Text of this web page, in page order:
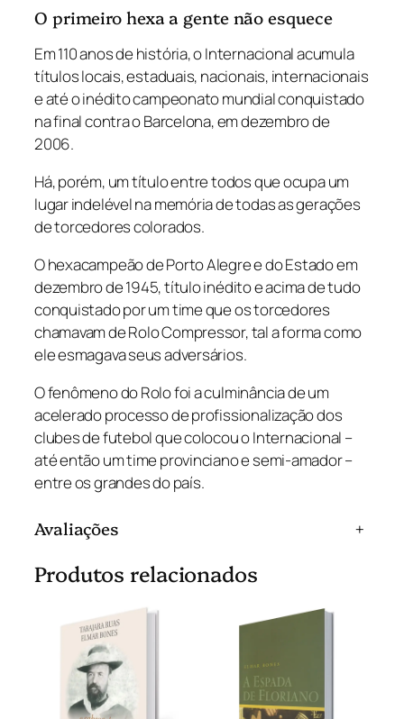
i
m
e
f
a
b
u
o
s
o
q
u
a
n
t
d
a
d
e
O primeiro hexa a gente não esquece
Em 110 anos de história, o Internacional acumula
títulos locais, estaduais, nacionais, internacionais
e até o inédito campeonato mundial conquistado
na final contra o Barcelona, em dezembro de
2006.
Há, porém, um título entre todos que ocupa um
lugar indelével na memória de todas as gerações
de torcedores colorados.
O hexacampeão de Porto Alegre e do Estado em
dezembro de 1945, título inédito e acima de tudo
conquistado por um time que os torcedores
chamavam de Rolo Compressor, tal a forma como
ele esmagava seus adversários.
O fenômeno do Rolo foi a culminância de um
acelerado processo de profissionalização dos
clubes de futebol que colocou o Internacional –
até então um time provinciano e semi-amador –
entre os grandes do país.
Avaliações +
Produtos relacionados